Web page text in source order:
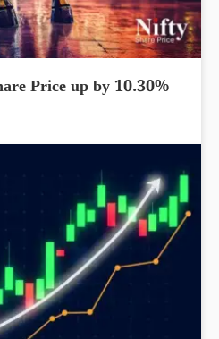
Price up by 10.30%